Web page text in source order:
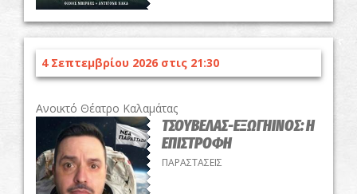
4 Σεπτεμβρίου 2026 στις 21:30
Ανοικτό Θέατρο Καλαμάτας
ΤΣΟΥΒΕΛΑΣ-ΕΞΩΓΗΙΝΟΣ: Η
ΕΠΙΣΤΡΟΦΗ
ΠΑΡΑΣΤΑΣΕΙΣ